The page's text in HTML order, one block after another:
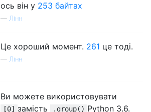
ось він у 253 байтах
— Лінн
Це хороший момент. 261 це тоді.
— Лінн
Ви можете використовувати
[0] замість .group() Python 3.6.